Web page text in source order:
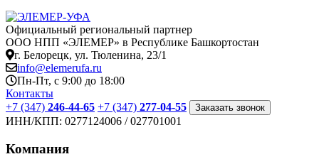
Официальный региональный партнер
ООО НПП «ЭЛЕМЕР» в Республике Башкортостан
г. Белорецк, ул. Тюленина, 23/1
info@elemerufa.ru
Пн-Пт, с 9:00 до 18:00
Контакты
+7 (347) 246-44-65 +7 (347) 277-04-55 Заказать звонок
ИНН/КПП: 0277124006 / 027701001
Компания